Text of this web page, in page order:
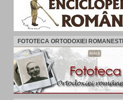
FOTOTECA ORTODOXIEI ROMANESTI